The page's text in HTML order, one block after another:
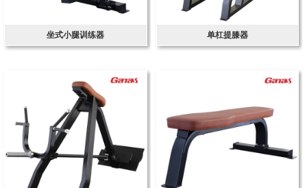
坐式小腿训练器 单杠提膝器